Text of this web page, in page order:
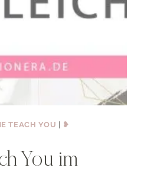
TEACH YOU
❥
You im